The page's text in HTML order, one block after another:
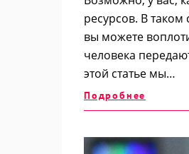
ресурсов. В
вы можете
человека
этой статье мы…
Подробнее